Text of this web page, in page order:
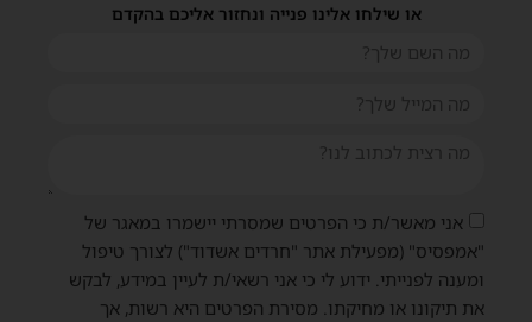
או שילחו אלינו פנייה ונחזור אליכם בהקדם
אני מאשר/ת כי הפרטים שמסרתי יישמרו במאגר של
"אמפסיס" (מפעילת אתר "חרדים אשדוד") לצורך טיפול
ומענה לפנייתי. ידוע לי כי אני רשאי/ת לעיין במידע, לבקש
את תיקונו או מחיקתו. מסירת הפרטים היא רשות, אך